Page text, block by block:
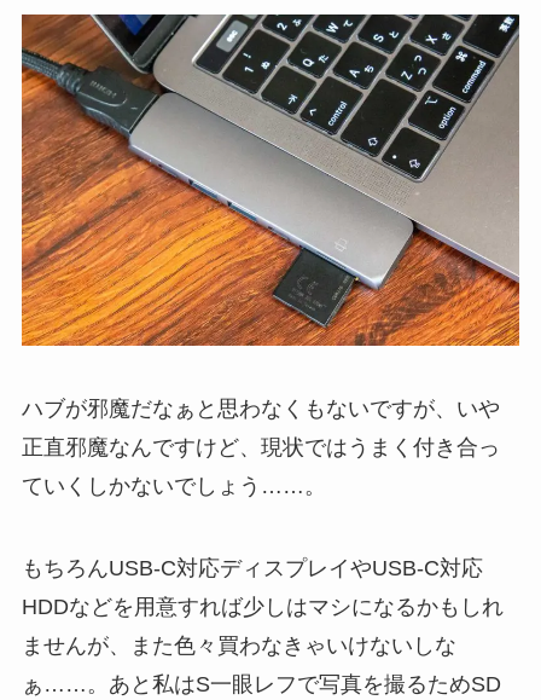
ハブが邪魔だなぁと思わなくもないですが、いや
正直邪魔なんですけど、現状ではうまく付き合っ
ていくしかないでしょう……。
もちろんUSB-C対応ディスプレイやUSB-C対応
HDDなどを用意すれば少しはマシになるかもしれ
ませんが、また色々買わなきゃいけないしな
ぁ……。あと私はS一眼レフで写真を撮るためSD